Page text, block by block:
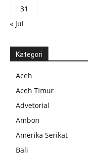
31
« Jul
Kategori
Aceh
Aceh Timur
Advetorial
Ambon
Amerika Serikat
Bali